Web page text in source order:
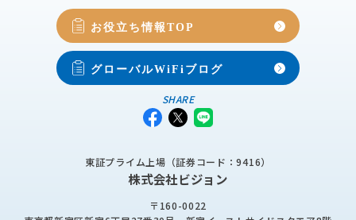
お役立ち情報TOP
グローバルWiFiブログ
SHARE
東証プライム上場（証券コード：9416）
株式会社ビジョン
〒160-0022